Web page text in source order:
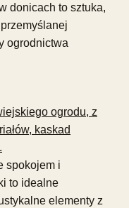
donicach to sztuka,
ogrodnictwa
ogrodu, z
kaskad
spokojem i
to idealne
elementy z